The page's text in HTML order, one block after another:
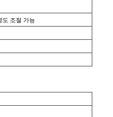
도 조절 가능